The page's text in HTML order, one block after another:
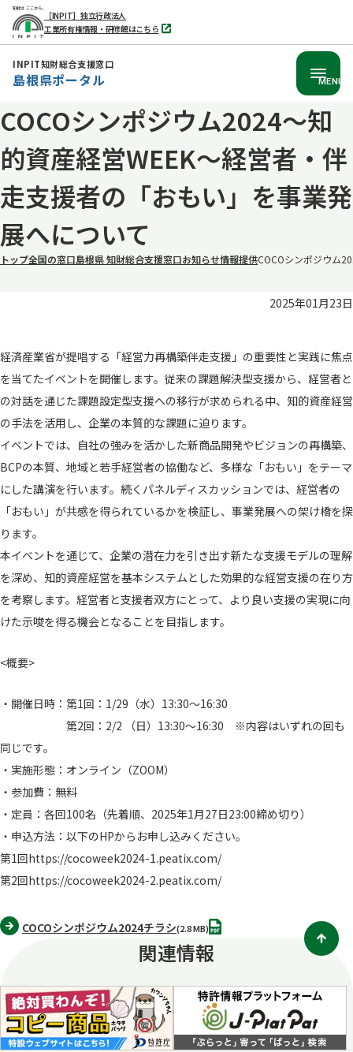
本
文
へ
動
［INPIT］独立行政法人
工業所有権情報・研修館はこちら
別
タ
INPIT知財総合支援窓口
島根県ポータル MENU
COCOシンポジウム2024～知
的資産経営WEEK～経営者・伴
走支援者の「おもい」を事業発
展へについて
トップ全国の窓口島根県 知財総合支援窓口お知らせ情報提供COCOシンポジウム
2025年01月23日
経済産業省が提唱する「経営力再構築伴走支援」の重要性と実践に焦点
を当てたイベントを開催します。従来の課題解決型支援から、経営者と
の対話を通じた課題設定型支援への移行が求められる中、知的資産経営
の手法を活用し、企業の本質的な課題に迫ります。
イベントでは、自社の強みを活かした新商品開発やビジョンの再構築、
BCPの本質、地域と若手経営者の協働など、多様な「おもい」をテーマ
にした講演を行います。続くパネルディスカッションでは、経営者の
「おもい」が共感を得られているかを検証し、事業発展への架け橋を探
ります。
本イベントを通じて、企業の潜在力を引き出す新たな支援モデルの理解
を深め、知的資産経営を基本システムとした効果的な経営支援の在り方
を考察します。経営者と支援者双方にとって、より良い支援の実現に向
けた示唆を得る機会となることを目指します。
<概要>
・開催日時：第1回：1/29（水）13:30〜16:30
第2回：2/2 （日）13:30〜16:30 ※内容はいずれの回も
同じです。
・実施形態：オンライン（ZOOM）
・参加費：無料
・定員：各回100名（先着順、2025年1月27日23:00締め切り）
・申込方法：以下のHPからお申し込みください。
第1回https://cocoweek2024-1.peatix.com/
で
第2回https://cocoweek2024-2.peatix.com/
COCOシンポジウム2024チラシ(2.8 MB)PDF
関連情報